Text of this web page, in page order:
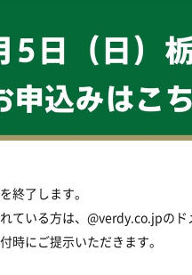
終了します。
ている方は、 @verdy.co.jpのド
時にご提示いただきます。